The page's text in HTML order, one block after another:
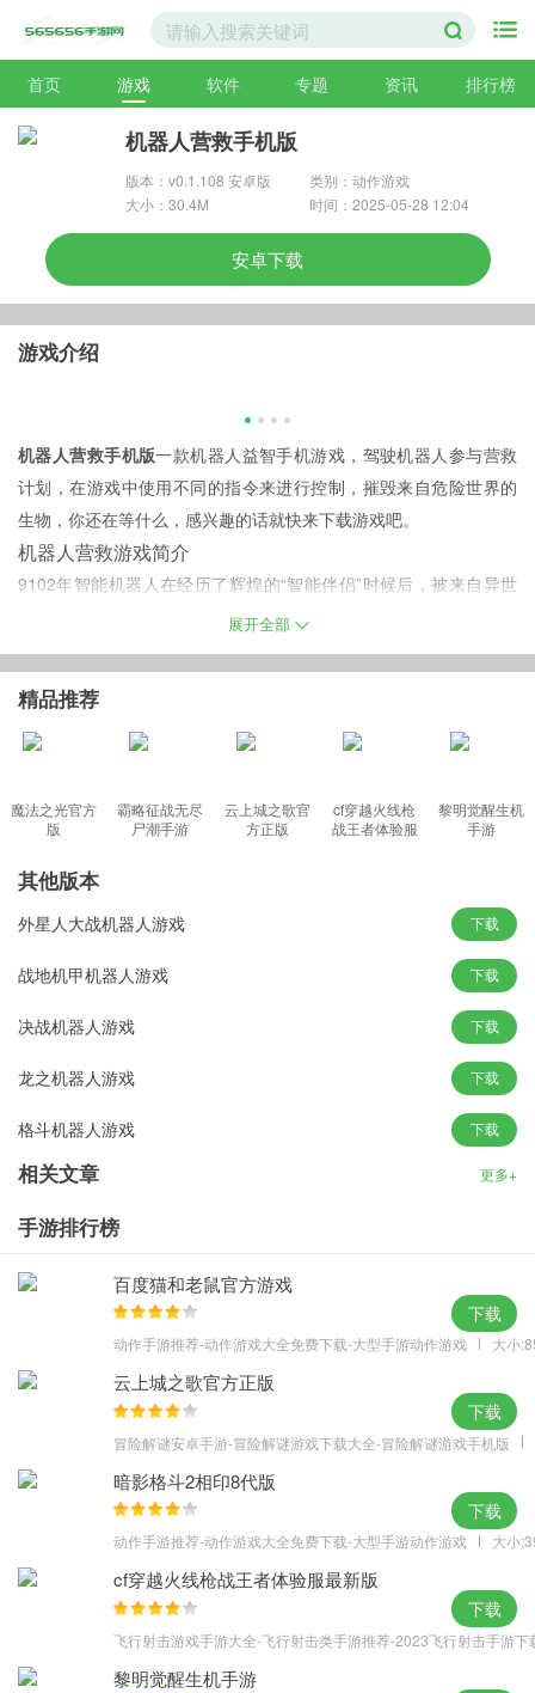
首页 游戏 软件 专题 资讯 排行榜
机器人营救手机版
版本：v0.1.108 安卓版
类别：动作游戏
大小：30.4M
时间：2025-05-28 12:04
安卓下载
游戏介绍
机器人营救手机版一款机器人益智手机游戏，驾驶机器人参与营救
计划，在游戏中使用不同的指令来进行控制，摧毁来自危险世界的
生物，你还在等什么，感兴趣的话就快来下载游戏吧。
机器人营救游戏简介
9102年智能机器人在经历了辉煌的“智能伴侣”时候后，被来自异世
界的另一股毁灭力量瓦解了主要力量，体内的智能芯片遭到了严重
仅仅能接受来之指令控制器的简单指令，现在它们正面临着巨大的
威胁。
机器人营救安卓版特色
1、多姿多彩的关卡内容设计，大量新颖的剧情任务，尽情的展现出
你高超的闯关能力。
2、游戏中还设置最新的竞技对战玩法，可以与其他的玩家进行对
3、游戏无比的休闲，大家可以在放假的时候，玩上那么两把，还是
最新版亮点
1、丰富的游戏模式。
3、高度自由的游戏设定。
4、主要考验玩家的策略力。
1、经典的像素风格设计画面，趣味的闯关模式；
3、消灭出现的一切邪恶势力，保护机器人安全；
展开全部
精品推荐
魔法之光官方
版
霸略征战无尽
尸潮手游
云上城之歌官
方正版
cf穿越火线枪
战王者体验服
黎明觉醒生机
手游
其他版本
外星人大战机器人游戏 下载
战地机甲机器人游戏 下载
决战机器人游戏 下载
龙之机器人游戏 下载
格斗机器人游戏 下载
相关文章 更多+
手游排行榜
百度猫和老鼠官方游戏
动作手游推荐-动作游戏大全免费下载-大型手游动作游戏 大小
下载
云上城之歌官方正版
冒险解谜安卓手游-冒险解谜游戏下载大全-冒险解谜游戏手机版
下载
暗影格斗2相印8代版
动作手游推荐-动作游戏大全免费下载-大型手游动作游戏 大小
下载
cf穿越火线枪战王者体验服最新版
飞行射击游戏手游大全-飞行射击类手游推荐-2023飞行射击手游下
下载
黎明觉醒生机手游